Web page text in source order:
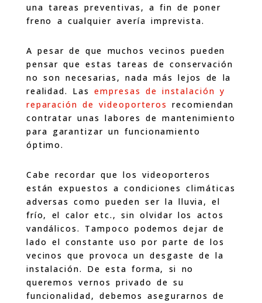
una tareas preventivas, a fin de poner
freno a cualquier avería imprevista.
A pesar de que muchos vecinos pueden
pensar que estas tareas de conservación
no son necesarias, nada más lejos de la
realidad. Lasempresas de instalación y
reparación de videoporteros recomiendan
contratar unas labores de mantenimiento
para garantizar un funcionamiento
óptimo.
Cabe recordar que los videoporteros
están expuestos a condiciones climáticas
adversas como pueden ser la lluvia, el
frío, el calor etc., sin olvidar los actos
vandálicos. Tampoco podemos dejar de
lado el constante uso por parte de los
vecinos que provoca un desgaste de la
instalación. De esta forma, si no
queremos vernos privado de su
funcionalidad, debemos asegurarnos de